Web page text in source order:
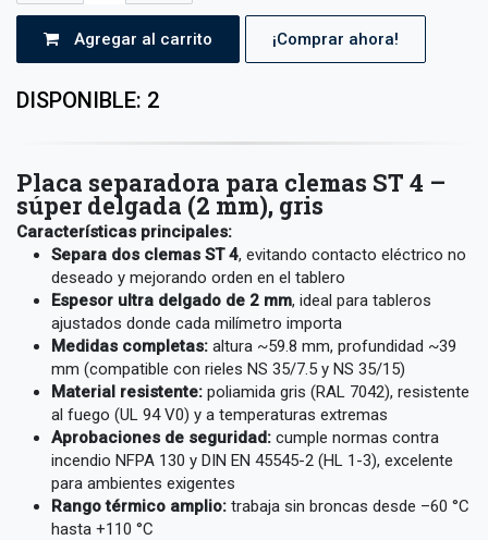
Agregar al carrito ¡Comprar ahora!
DISPONIBLE: 2
Placa separadora para clemas ST 4 –
súper delgada (2 mm), gris
Características principales:
Separa dos clemas ST 4, evitando contacto eléctrico no
deseado y mejorando orden en el tablero
Espesor ultra delgado de 2 mm, ideal para tableros
ajustados donde cada milímetro importa
Medidas completas: altura ~59.8 mm, profundidad ~39
mm (compatible con rieles NS 35/7.5 y NS 35/15)
Material resistente: poliamida gris (RAL 7042), resistente
al fuego (UL 94 V0) y a temperaturas extremas
Aprobaciones de seguridad: cumple normas contra
incendio NFPA 130 y DIN EN 45545-2 (HL 1-3), excelente
para ambientes exigentes
Rango térmico amplio: trabaja sin broncas desde –60 °C
hasta +110 °C